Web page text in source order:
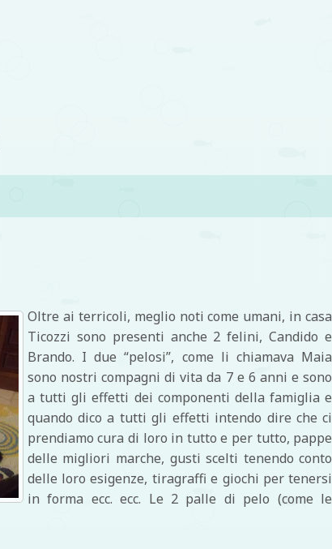
Oltre ai terricoli, meglio noti come umani, in casa
Ticozzi sono presenti anche 2 felini, Candido e
Brando. I due “pelosi”, come li chiamava Maia
sono nostri compagni di vita da 7 e 6 anni e sono
a tutti gli effetti dei componenti della famiglia e
quando dico a tutti gli effetti intendo dire che ci
prendiamo cura di loro in tutto e per tutto, pappe
delle migliori marche, gusti scelti tenendo conto
delle loro esigenze, tiragraffi e giochi per tenersi
in forma ecc. ecc. Le 2 palle di pelo (come le